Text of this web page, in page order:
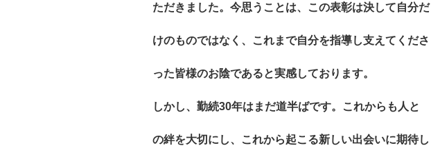
ただきました。今思うことは、この表彰は決して自分だ
けのものではなく、これまで自分を指導し支えてくださ
った皆様のお陰であると実感しております。
しかし、勤続30年はまだ道半ばです。これからも人と
の絆を大切にし、これから起こる新しい出会いに期待し